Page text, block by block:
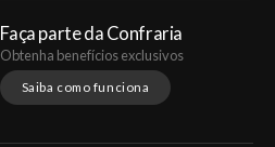
Faça parte da Confraria
Obtenha benefícios exclusivos
Saiba como funciona